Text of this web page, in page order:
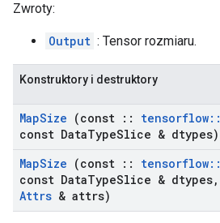
Zwroty:
Output : Tensor rozmiaru.
Konstruktory i destruktory
MapSize (const :: tensorflow::
const DataTypeSlice & dtypes)
MapSize (const :: tensorflow::
const DataTypeSlice & dtypes,
Attrs & attrs)